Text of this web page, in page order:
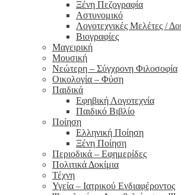
Ξένη Πεζογραφία
Αστυνομικό
Λογοτεχνικές Μελέτες /
Βιογραφίες
Μαγειρική
Μουσική
Νεώτερη – Σύγχρονη Φιλοσοφία
Οικολογία – Φύση
Παιδικά
Εφηβική Λογοτεχνία
Παιδικό Βιβλίο
Ποίηση
Ελληνική Ποίηση
Ξένη Ποίηση
Περιοδικά – Εφημερίδες
Πολιτικά Δοκίμια
Τέχνη
Υγεία – Ιατρικού Ενδιαφέροντος